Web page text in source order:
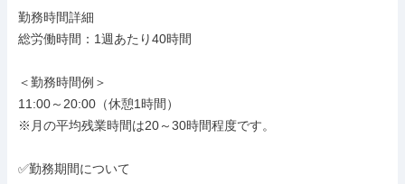
勤務時間詳細
総労働時間：1週あたり40時間
＜勤務時間例＞
11:00～20:00（休憩1時間）
※月の平均残業時間は20～30時間程度です。
✅勤務期間について